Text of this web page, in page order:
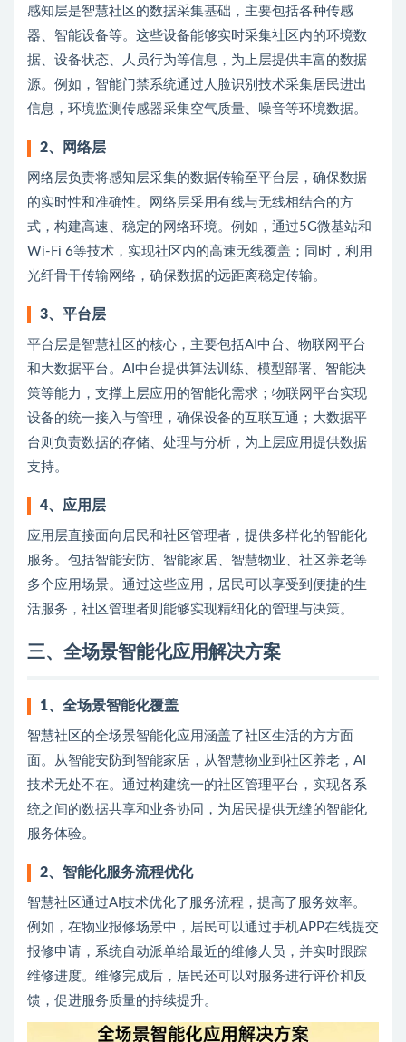
感知层是智慧社区的数据采集基础，主要包括各种传感
器、智能设备等。这些设备能够实时采集社区内的环境数
据、设备状态、人员行为等信息，为上层提供丰富的数据
源。例如，智能门禁系统通过人脸识别技术采集居民进出
信息，环境监测传感器采集空气质量、噪音等环境数据。
2、 网络层
网络层负责将感知层采集的数据传输至平台层，确保数据
的实时性和准确性。网络层采用有线与无线相结合的方
式，构建高速、稳定的网络环境。例如，通过5G微基站和
Wi-Fi 6等技术，实现社区内的高速无线覆盖；同时，利用
光纤骨干传输网络，确保数据的远距离稳定传输。
3、 平台层
平台层是智慧社区的核心，主要包括AI中台、物联网平台
和大数据平台。AI中台提供算法训练、模型部署、智能决
策等能力，支撑上层应用的智能化需求；物联网平台实现
设备的统一接入与管理，确保设备的互联互通；大数据平
台则负责数据的存储、处理与分析，为上层应用提供数据
支持。
4、 应用层
应用层直接面向居民和社区管理者，提供多样化的智能化
服务。包括智能安防、智能家居、智慧物业、社区养老等
多个应用场景。通过这些应用，居民可以享受到便捷的生
活服务，社区管理者则能够实现精细化的管理与决策。
三、全场景智能化应用解决方案
1、 全场景智能化覆盖
智慧社区的全场景智能化应用涵盖了社区生活的方方面
面。从智能安防到智能家居，从智慧物业到社区养老，AI
技术无处不在。通过构建统一的社区管理平台，实现各系
统之间的数据共享和业务协同，为居民提供无缝的智能化
服务体验。
2、 智能化服务流程优化
智慧社区通过AI技术优化了服务流程，提高了服务效率。
例如，在物业报修场景中，居民可以通过手机APP在线提交
报修申请，系统自动派单给最近的维修人员，并实时跟踪
维修进度。维修完成后，居民还可以对服务进行评价和反
馈，促进服务质量的持续提升。